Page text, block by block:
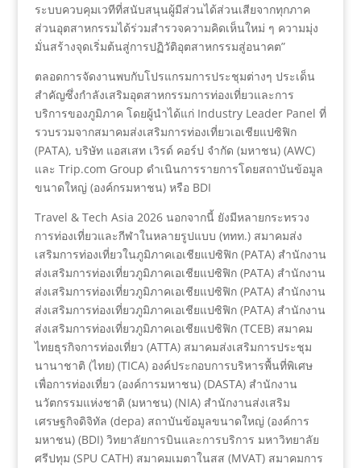
ระบบควบคุมเวทีที่สนับสนุนผู้มีส่วนได้ส่วนเสียจากทุกภาค
ส่วนอุตสาหกรรมได้ร่วมสำรวจความคิดเห็นใหม่ ๆ ความมุ่ง
มั่นสร้างจุดเริ่มต้นสู่การปฏิวัติอุตสาหกรรมสู่อนาคต”
ตลอดการจัดงานพบกับโปรแกรมการประชุมต่างๆ ประเด็น
สำคัญซึ่งกำลังเสริมอุตสาหกรรมการท่องเที่ยวและการ
บริการของภูมิภาค โดยผู้นำได้แก่ Industry Leader Panel ที่
รวบรวมจากสมาคมส่งเสริมการท่องเที่ยวเอเชียแปซิฟิก
(PATA), บริษัท แอสเสท เวิรด์ คอร์ป จำกัด (มหาชน) (AWC)
และ Trip.com Group ดำเนินการรายการโดยสถาบันข้อมูล
ขนาดใหญ่ (องค์กรมหาชน) หรือ BDI
Travel & Tech Asia 2026 นอกจากนี้ ยังมีหลายกระทรวง
การท่องเที่ยวและกีฬาในหลายรูปแบบ (ททท.) สมาคมส่ง
เสริมการท่องเที่ยวในภูมิภาคเอเชียแปซิฟิก (PATA) สำนักงาน
ส่งเสริมการท่องเที่ยวภูมิภาคเอเชียแปซิฟิก (PATA) สำนักงาน
ส่งเสริมการท่องเที่ยวภูมิภาคเอเชียแปซิฟิก (PATA) สำนักงาน
ส่งเสริมการท่องเที่ยวภูมิภาคเอเชียแปซิฟิก (PATA) สำนักงาน
ส่งเสริมการท่องเที่ยวภูมิภาคเอเชียแปซิฟิก (TCEB) สมาคม
ไทยธุรกิจการท่องเที่ยว (ATTA) สมาคมส่งเสริมการประชุม
นานาชาติ (ไทย) (TICA) องค์ประกอบการบริหารพื้นที่พิเศษ
เพื่อการท่องเที่ยว (องค์การมหาชน) (DASTA) สำนักงาน
นวัตกรรมแห่งชาติ (มหาชน) (NIA) สำนักงานส่งเสริม
เศรษฐกิจดิจิทัล (depa) สถาบันข้อมูลขนาดใหญ่ (องค์การ
มหาชน) (BDI) วิทยาลัยการบินและการบริการ มหาวิทยาลัย
ศรีปทุม (SPU CATH) สมาคมเมตาในสส (MVAT) สมาคมการ